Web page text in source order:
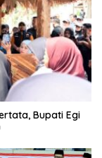
Bupati Egi